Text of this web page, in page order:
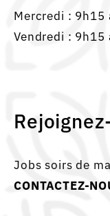
Mercredi : 9h15
Vendredi : 9h15
Jobs soirs de
CONTACTEZ-